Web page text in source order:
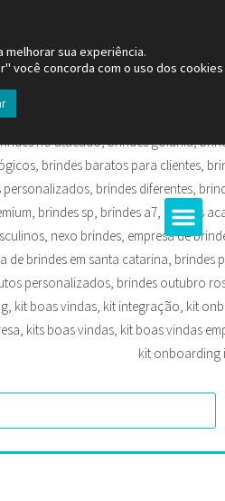
sua experiência.
você concorda com o uso dos